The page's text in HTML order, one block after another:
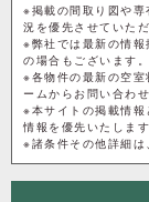
※掲載の間取り図や
況を優先させていただ
※弊社では最新の情
の場合もございます。
※各物件の最新の空
ームからお問い合わせ
※本サイトの掲載情
情報を優先いたします
※諸条件その他詳細は